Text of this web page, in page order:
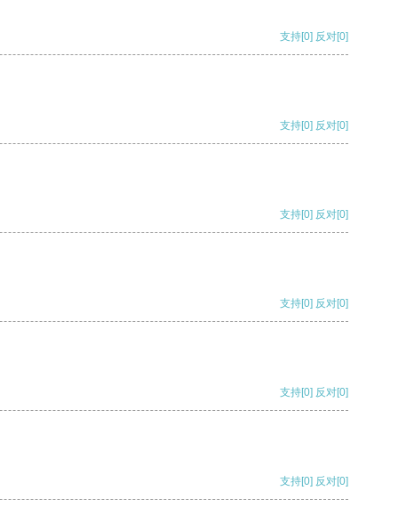
支持[0] 反对[0]
支持[0] 反对[0]
支持[0] 反对[0]
支持[0] 反对[0]
支持[0] 反对[0]
支持[0] 反对[0]